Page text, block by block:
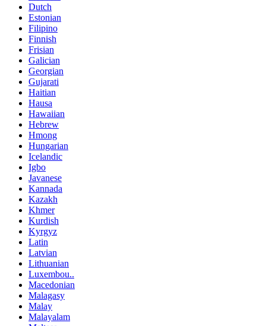
Dutch
Estonian
Filipino
Finnish
Frisian
Galician
Georgian
Gujarati
Haitian
Hausa
Hawaiian
Hebrew
Hmong
Hungarian
Icelandic
Igbo
Javanese
Kannada
Kazakh
Khmer
Kurdish
Kyrgyz
Latin
Latvian
Lithuanian
Luxembou..
Macedonian
Malagasy
Malay
Malayalam